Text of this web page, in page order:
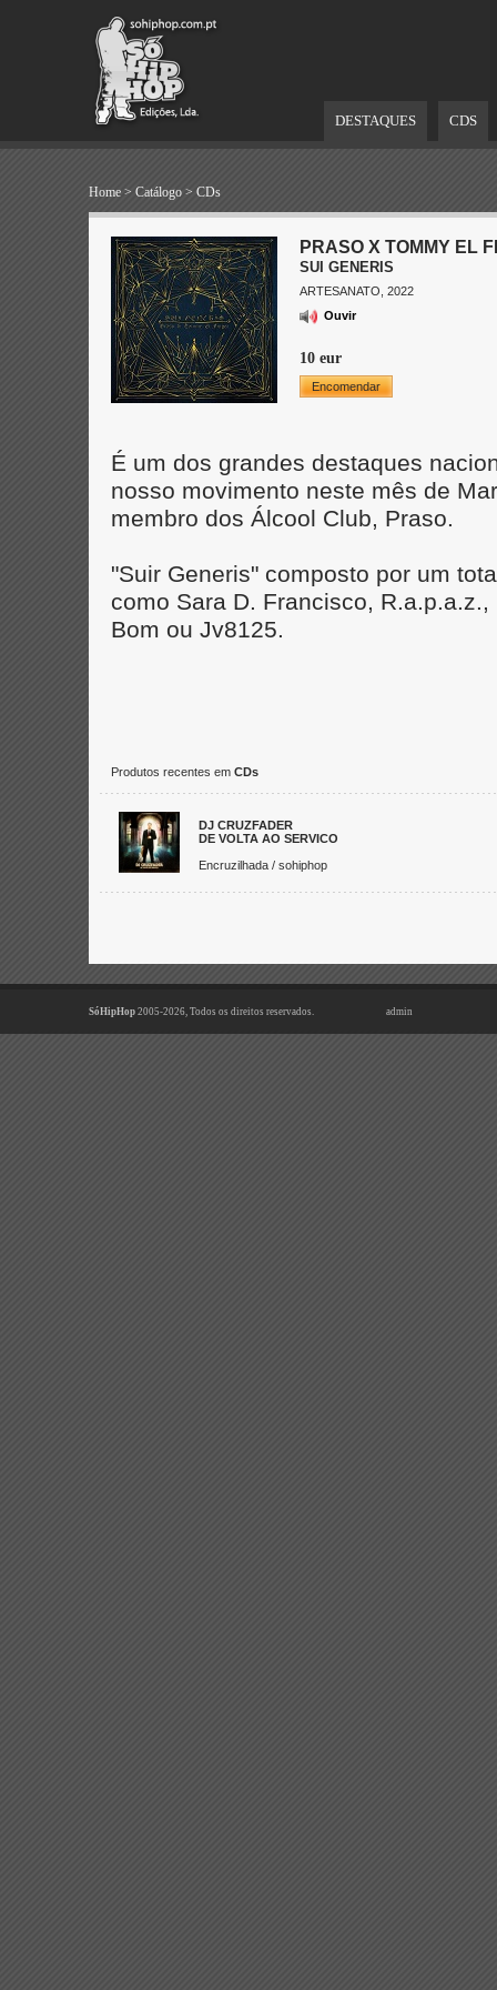
DESTAQUES CDS
Home > Catálogo > CDs
PRASO X TOMMY EL
SUI GENERIS
ARTESANATO, 2022
Ouvir
10 eur
Encomendar
É um dos grandes destaques
nosso movimento neste mês de
membro dos Álcool Club, Praso.
"Suir Generis" composto por um
como Sara D. Francisco,
Bom ou Jv8125.
Produtos recentes em CDs
DJ CRUZFADER
DE VOLTA AO SERVICO
Encruzilhada / sohiphop
SóHipHop 2005-2026, Todos os direitos reservados. admin